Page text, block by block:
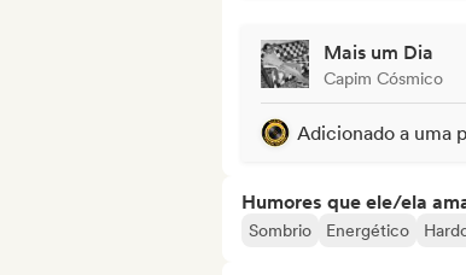
Mais um Dia
Capim Cósmico
Adicionado a uma
Humores que ele/ela
Sombrio Energético